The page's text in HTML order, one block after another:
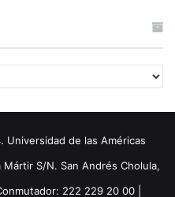
de las Américas
Mártir S/N. San Andrés Cholula,
222 229 20 00 |